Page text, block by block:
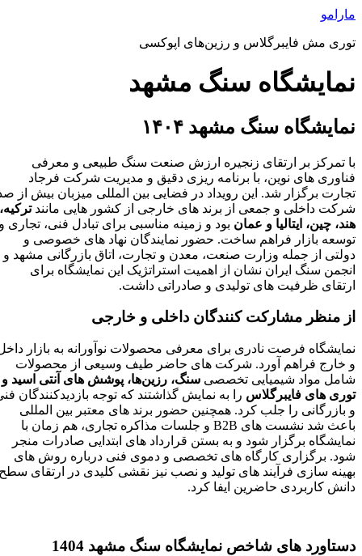
پرش
محتوا
مارامو
توری مش فایبرگلاس و رزین‌های اپوکسی
نمایشگاه سنگ مشهد
نمایشگاه سنگ مشهد ۱۴۰۴
با تمرکز بر ارتقای زنجیره‌ ارزش صنعت سنگ طبیعی و معرفی
فناوری‌ های نوین، با برنامه‌ ریزی دقیق و مدیریت شرکت فرجاد
تجارت برگزار شد. این رویداد در فضایی بین‌ المللی میزبان بیش از صد
شرکت داخلی و جمعی از برند های خارجی از کشور هایی مانندترکیه،
هند، چین، ایتالیا و عمانبود و زمینه مناسبی برای تبادل فنی، تجاری و
توسعه بازار فراهم ساخت. حضور نمایندگان نهاد های خصوصی و
دولتی از جمله وزارت صنعت، معدن و تجارت، اتاق بازرگانی مشهد و
انجمن سنگ ایران نشان از اهمیت استراتژیک این نمایشگاه برای
ارتقای ظرفیت‌ های تولیدی و صادراتی داشت.
از منظر مشارکت‌ کنندگان داخلی و خارجی
نمایشگاه فرصت نادری برای معرفی محصولات نوآورانه به بازار داخل
و خارج فراهم آورد. شرکت‌ های حاضر طیف وسیعی از محصولات
شامل مواد شیمیایی تخصصی سنگ، رزین‌ها، پوشش‌ های آنتی‌ اسید و
توری‌ های فایبرگلاس را به نمایش گذاشتند که توجه بازدیدکنندگان فنی
و بازرگانی را جلب کرد. همچنین حضور برند های معتبر بین‌ المللی
باعث شد نشست‌ های B2B و جلسات مذاکره تجاری، هم‌ زمان با
نمایشگاه برگزار شود و به بستن قرارداد های ابتدایی صادرات منجر
شود. برگزاری کارگاه‌ های تخصصی و دموی فنی درباره روش‌ های
بهینه‌ سازی فرآیند های تولید و نصب نیز نقشی کلیدی در ارتقای سطح
دانش کاربردی حاضرین ایفا کرد.
دستاورد های شاخص نمایشگاه سنگ مشهد 1404